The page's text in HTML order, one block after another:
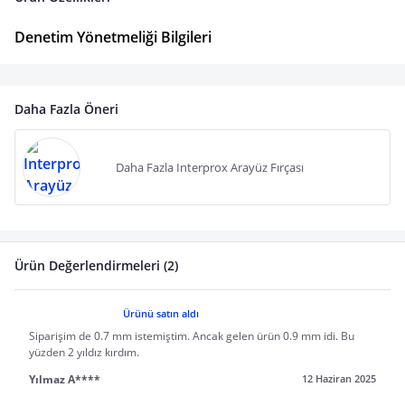
Denetim Yönetmeliği Bilgileri
Daha Fazla Öneri
Daha Fazla Interprox Arayüz Fırçası
Ürün Değerlendirmeleri (2)
Ürünü satın aldı
Siparişim de 0.7 mm istemiştim. Ancak gelen ürün 0.9 mm idi. Bu
yüzden 2 yıldız kırdım.
Yılmaz A****
12 Haziran 2025